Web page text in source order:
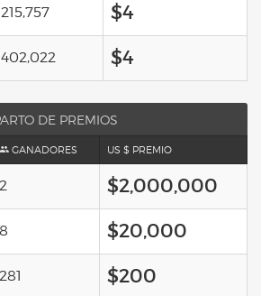
215,757 $4
402,022 $4
DE PREMIOS
GANADORES US $ PREMIO
2 $2,000,000
8 $20,000
281 $200